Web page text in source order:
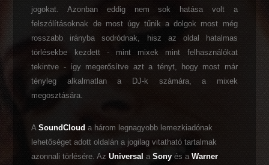
jogokat. Azonban eddig nem sok hatása volt a
felszólításoknak de most úgy tűnik a dolgok most még
rosszabb irányba sodródnak, hisz az oldal hatalmas
törlésekbe kezdett - mint mixek mint felhasználókat
tekintve - így megerősítve azt a tényt, hogy most már
tényleg alkalmatlan a DJ-k számára, a mixek
megosztására.
ASoundCloud a három legnagyobb lemezkiadónak
lehetőséget adott oldalán a jogilag vitatható tartalmak
azonnali törlésére. AzUniversal aSony és aWarner